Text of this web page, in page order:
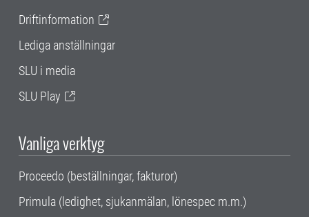
Driftinformation
Lediga anställningar
SLU i media
SLU Play
Vanliga verktyg
Proceedo (beställningar, fakturor)
Primula (ledighet, sjukanmälan, lönespec m.m.)